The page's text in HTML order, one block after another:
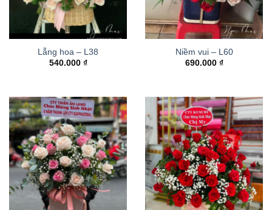
Lẵng hoa – L38
540.000 ₫
Niềm vui – L60
690.000 ₫